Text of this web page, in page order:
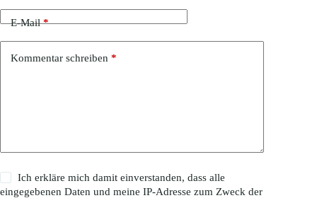
E-Mail*
Kommentar schreiben *
Ich erkläre mich damit einverstanden, dass alle
eingegebenen Daten und meine IP-Adresse zum Zweck der